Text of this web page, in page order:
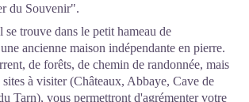
du Souvenir".
trouve dans le petit hameau de
ancienne maison indépendante en pierre.
de forêts, de chemin de randonnée, mais
à visiter (Châteaux, Abbaye, Cave de
Tarn), vous permettront d'agrémenter votre